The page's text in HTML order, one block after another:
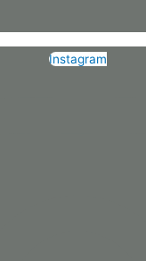
Instagram